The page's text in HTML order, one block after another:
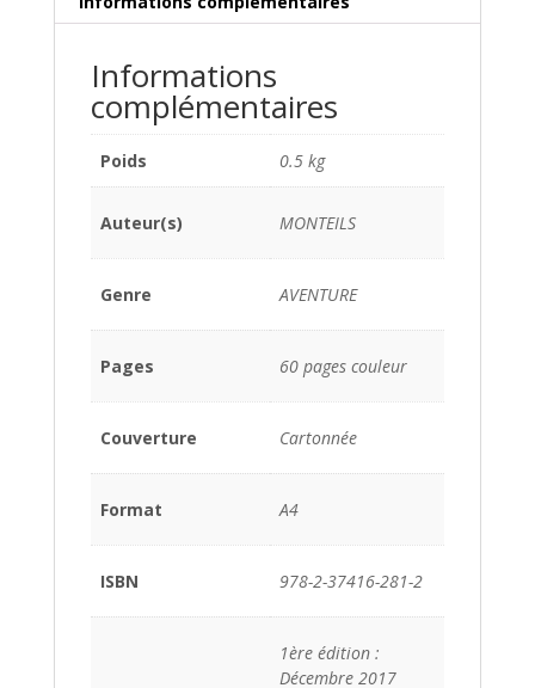
DU
Informations
complémentaires
Poids 0.5 kg
Auteur(s) MONTEILS
Genre AVENTURE
Pages 60 pages couleur
Couverture Cartonnée
Format A4
ISBN 978-2-37416-281-2
1ère édition :
Décembre 2017